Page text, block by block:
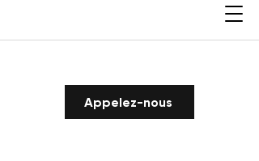
Appelez-nous